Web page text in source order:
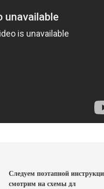
Следуем поэтапной
смотрим на схемы дл